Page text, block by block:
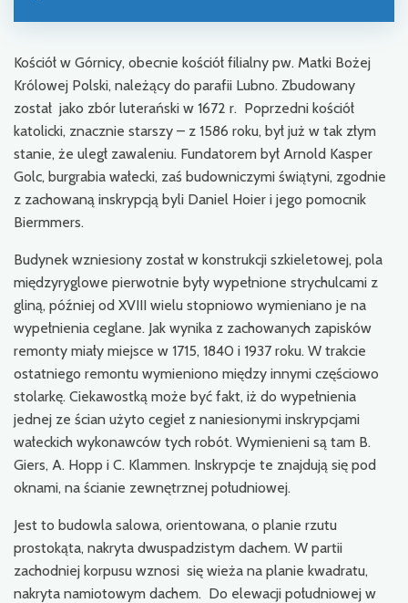
Kościół w Górnicy, obecnie kościół filialny pw. Matki Bożej
Królowej Polski, należący do parafii Lubno. Zbudowany
został jako zbór luterański w 1672 r. Poprzedni kościół
katolicki, znacznie starszy – z 1586 roku, był już w tak złym
stanie, że uległ zawaleniu. Fundatorem był Arnold Kasper
Golc, burgrabia wałecki, zaś budowniczymi świątyni, zgodnie
z zachowaną inskrypcją byli Daniel Hoier i jego pomocnik
Biermmers.
Budynek wzniesiony został w konstrukcji szkieletowej, pola
międzyryglowe pierwotnie były wypełnione strychulcami z
gliną, później od XVIII wielu stopniowo wymieniano je na
wypełnienia ceglane. Jak wynika z zachowanych zapisków
remonty miały miejsce w 1715, 1840 i 1937 roku. W trakcie
ostatniego remontu wymieniono między innymi częściowo
stolarkę. Ciekawostką może być fakt, iż do wypełnienia
jednej ze ścian użyto cegieł z naniesionymi inskrypcjami
wałeckich wykonawców tych robót. Wymienieni są tam B.
Giers, A. Hopp i C. Klammen. Inskrypcje te znajdują się pod
oknami, na ścianie zewnętrznej południowej.
Jest to budowla salowa, orientowana, o planie rzutu
prostokąta, nakryta dwuspadzistym dachem. W partii
zachodniej korpusu wznosi się wieża na planie kwadratu,
nakryta namiotowym dachem. Do elewacji południowej w